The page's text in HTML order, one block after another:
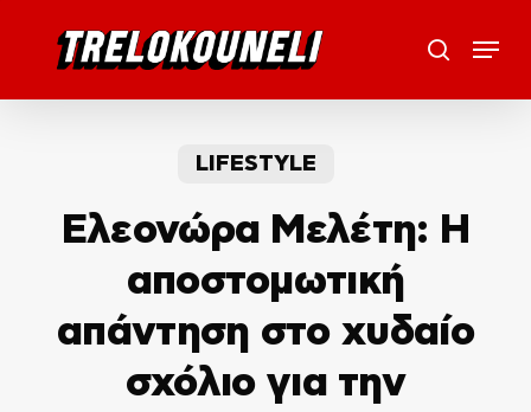
search
Menu
LIFESTYLE
Ελεονώρα Μελέτη: Η
αποστομωτική
απάντηση στο χυδαίο
σχόλιο για την